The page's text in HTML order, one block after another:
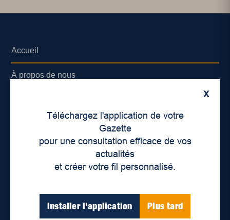
X
Téléchargez l'application de votre
Gazette
pour une consultation efficace de vos
actualités
et créer votre fil personnalisé.
Installer l'application Plus tard
Accueil
À propos de nous
Lieux de distribution